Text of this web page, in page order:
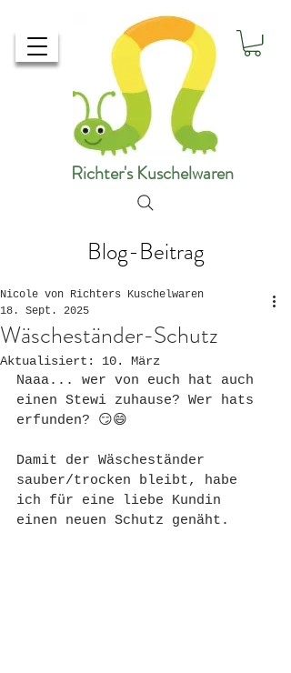
Richter's Kuschelwaren
Blog-Beitrag
Wäscheständer-Schutz
Nicole von Richters Kuschelwaren
18. Sept. 2025
Aktualisiert: 10. März
Naaa... wer von euch hat auch
einen Stewi zuhause? Wer hats
erfunden? 😏😄
Damit der Wäscheständer
sauber/trocken bleibt, habe
ich für eine liebe Kundin
einen neuen Schutz genäht.